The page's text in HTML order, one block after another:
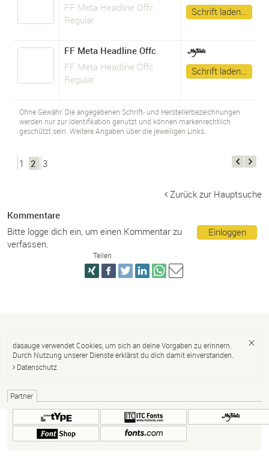
FF Meta Headline Offc
Regular
Schrift laden…
FF Meta Headline Offc
FF Meta Headline Offc
Regular
Schrift laden…
Ohne Gewähr. Die angegebenen Schrift- und Herstellerbezeichnungen
werden nur zur Identifikation genutzt und können markenrechtlich
geschützt sein. Weitere Angaben über die jeweiligen Links.
1 2 3
Zurück zur Hauptsuche
Kommentare
Einloggen
Bitte logge dich ein, um einen Kommentar zu
verfassen.
Teilen
dasauge verwendet Cookies, um sich an deine Vorgaben zu erinnern.
Durch Nutzung unserer Dienste erklärst du dich damit einverstanden.
Datenschutz
Partner